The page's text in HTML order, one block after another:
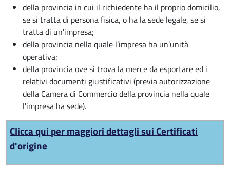
della provincia in cui il richiedente ha il proprio domicilio,
se si tratta di persona fisica, o ha la sede legale, se si
tratta di un'impresa;
della provincia nella quale l’impresa ha un’unità
operativa;
della provincia ove si trova la merce da esportare ed i
relativi documenti giustificativi (previa autorizzazione
della Camera di Commercio della provincia nella quale
l'impresa ha sede).
Clicca qui per maggiori dettagli sui Certificati
d'origine